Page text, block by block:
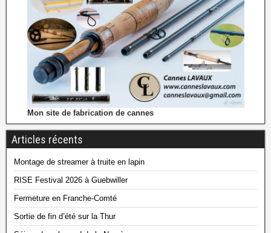
Mon site de fabrication de cannes
Articles récents
Montage de streamer à truite en lapin
RISE Festival 2026 à Guebwiller
Fermeture en Franche-Comté
Sortie de fin d’été sur la Thur